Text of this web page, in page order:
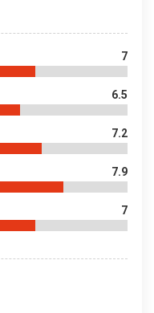
7
6.5
7.2
7.9
7